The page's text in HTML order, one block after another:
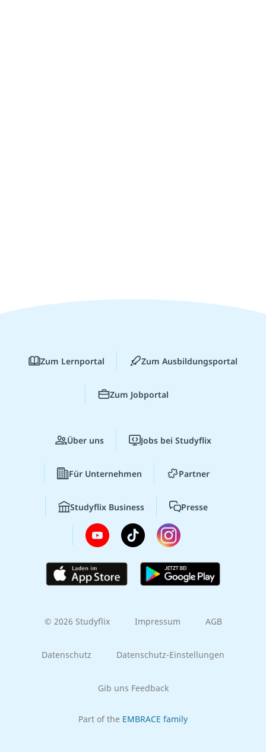
Zum Lernportal Zum Ausbildungsportal
Zum Jobportal
Über uns Jobs bei Studyflix
Für Unternehmen Partner
Studyflix Business Presse
© 2026 Studyflix Impressum AGB
Datenschutz Datenschutz-Einstellungen
Gib uns Feedback
Part of the EMBRACE family